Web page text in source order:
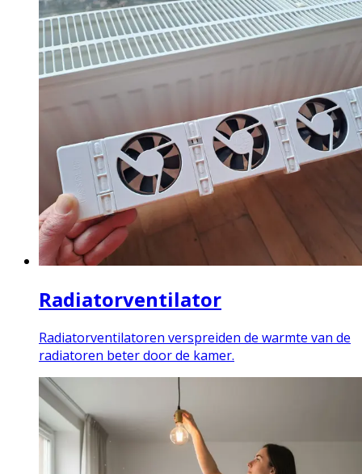
Radiatorventilator
Radiatorventilatoren verspreiden de warmte van de
radiatoren beter door de kamer.